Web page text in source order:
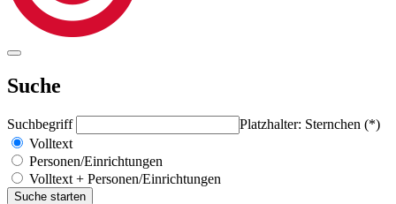
Suche
Suchbegriff
Platzhalter: Sternchen (*)
Volltext
Personen/Einrichtungen
Volltext + Personen/Einrichtungen